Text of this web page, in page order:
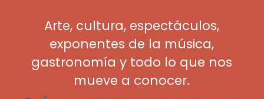
Arte, cultura, espectáculos,
exponentes de la música,
gastronomía y todo lo que nos
mueve a conocer.